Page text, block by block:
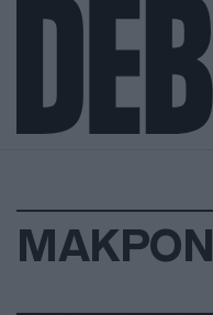
ΜΑΚΡΟΝ